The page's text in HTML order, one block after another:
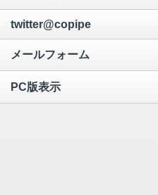
twitter@copipe
メールフォーム
PC版表示